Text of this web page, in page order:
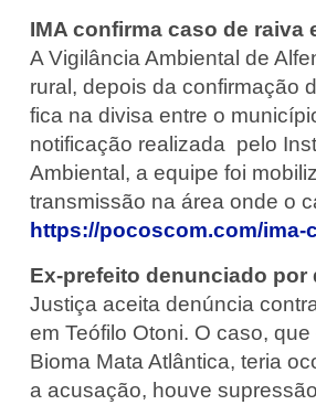
IMA confirma caso de raiva
A Vigilância Ambiental de
rural, depois da confirmação
fica na divisa entre o
notificação realizada pelo
Ambiental, a equipe foi
transmissão na área onde o
https://pocoscom.com/ima-
Ex-prefeito denunciado por
Justiça aceita denúncia
em Teófilo Otoni. O caso,
Bioma Mata Atlântica, teria
a acusação, houve